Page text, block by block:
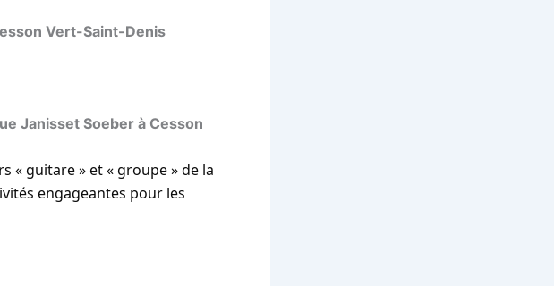
Vert-Saint-Denis
Janisset Soeber à Cesson
« guitare » et « groupe » de la
engageantes pour les